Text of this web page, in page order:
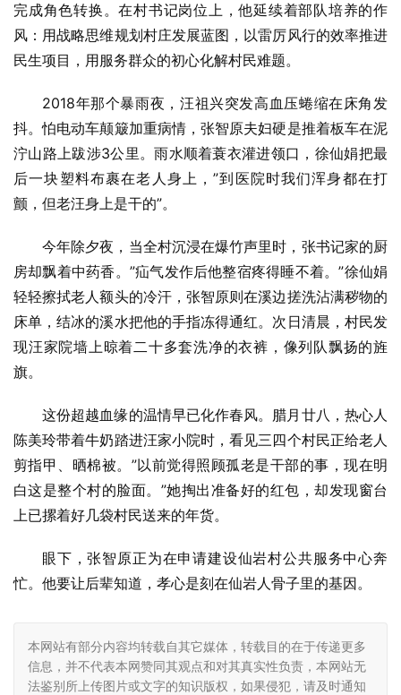
完成角色转换。在村书记岗位上，他延续着部队培养的作
风：用战略思维规划村庄发展蓝图，以雷厉风行的效率推进
民生项目，用服务群众的初心化解村民难题。
2018年那个暴雨夜，汪祖兴突发高血压蜷缩在床角发
抖。怕电动车颠簸加重病情，张智原夫妇硬是推着板车在泥
泞山路上跋涉3公里。雨水顺着蓑衣灌进领口，徐仙娟把最
后一块塑料布裹在老人身上，”到医院时我们浑身都在打
颤，但老汪身上是干的”。
今年除夕夜，当全村沉浸在爆竹声里时，张书记家的厨
房却飘着中药香。”疝气发作后他整宿疼得睡不着。”徐仙娟
轻轻擦拭老人额头的冷汗，张智原则在溪边搓洗沾满秽物的
床单，结冰的溪水把他的手指冻得通红。次日清晨，村民发
现汪家院墙上晾着二十多套洗净的衣裤，像列队飘扬的旌
旗。
这份超越血缘的温情早已化作春风。腊月廿八，热心人
陈美玲带着牛奶踏进汪家小院时，看见三四个村民正给老人
剪指甲、晒棉被。”以前觉得照顾孤老是干部的事，现在明
白这是整个村的脸面。”她掏出准备好的红包，却发现窗台
上已摞着好几袋村民送来的年货。
眼下，张智原正为在申请建设仙岩村公共服务中心奔
忙。他要让后辈知道，孝心是刻在仙岩人骨子里的基因。
本网站有部分内容均转载自其它媒体，转载目的在于传递更多
信息，并不代表本网赞同其观点和对其真实性负责，本网站无
法鉴别所上传图片或文字的知识版权，如果侵犯，请及时通知